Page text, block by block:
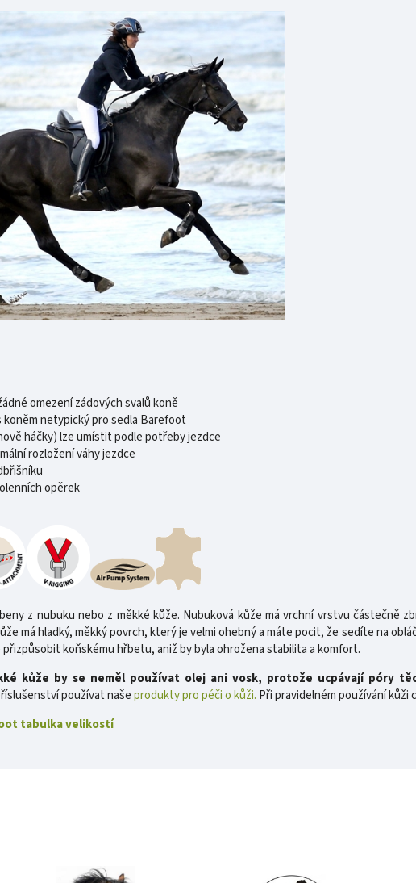
omezení zádových svalů koně
netypický pro sedla Barefoot
háčky) lze umístit podle potřeby jezdce
rozložení váhy jezdce
opěrek
z nubuku nebo z měkké kůže. Nubuková kůže má vrchní vrstvu částečně
má hladký, měkký povrch, který je velmi ohebný a máte pocit, že sedíte na
koňskému hřbetu, aniž by byla ohrožena stabilita a komfort.
kůže by se neměl používat olej ani vosk, protože ucpávají póry
používat našeprodukty pro péči o kůži. Při pravidelném používání kůži
tabulka velikostí